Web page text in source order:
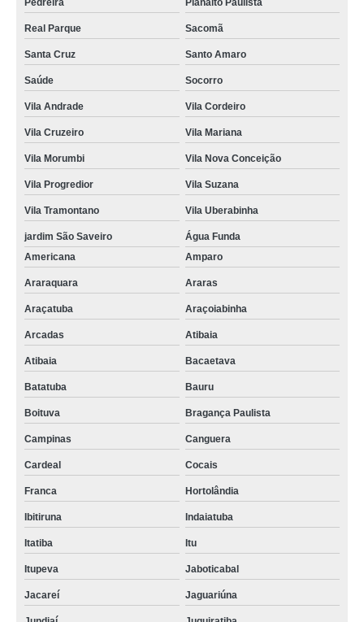
Pedreira Planalto Paulista
Real Parque Sacomã
Santa Cruz Santo Amaro
Saúde Socorro
Vila Andrade Vila Cordeiro
Vila Cruzeiro Vila Mariana
Vila Morumbi Vila Nova Conceição
Vila Progredior Vila Suzana
Vila Tramontano Vila Uberabinha
jardim São Saveiro
Água Funda
Americana
Amparo
Araraquara Araras
Araçatuba Araçoiabinha
Arcadas Atibaia
Atibaia Bacaetava
Batatuba Bauru
Boituva Bragança Paulista
Campinas Canguera
Cardeal Cocais
Franca Hortolândia
Ibitiruna Indaiatuba
Itatiba Itu
Itupeva Jaboticabal
Jacareí Jaguariúna